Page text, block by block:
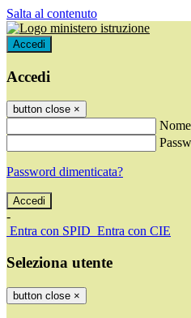
Salta al contenuto
Accedi
Accedi
button close ×
Password dimenticata?
-
Entra con SPID Entra con CIE
Seleziona utente
button close ×